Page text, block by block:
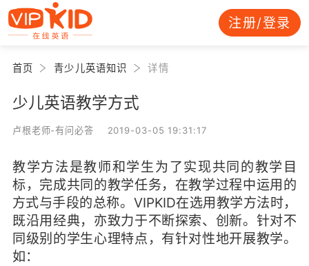
注册/登录
首页 青少儿英语知识 详情
少儿英语教学方式
卢根老师-有问必答 2019-03-05 19:31:17
教学方法是教师和学生为了实现共同的教学目
标，完成共同的教学任务，在教学过程中运用的
方式与手段的总称。VIPKID在选用教学方法时，
既沿用经典，亦致力于不断探索、创新。针对不
同级别的学生心理特点，有针对性地开展教学。
如：